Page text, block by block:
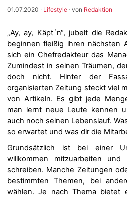
01.07.2020 · Lifestyle · von Redaktion
„Ay, ay, Käpt´n“, jubelt die
beginnen fleißig ihren nächsten
sich ein Chefredakteur das
Zumindest in seinen Träumen,
doch nicht. Hinter der
organisierten Zeitung steckt viel
von Artikeln. Es gibt jede
man lernt neue Leute kennen
auch noch seinen Lebenslauf.
so erwartet und was dir die
Grundsätzlich ist bei einer
willkommen mitzuarbeiten
schreiben. Manche Zeitungen
bestimmten Themen, bei
wählen. Je nach Thema bietet